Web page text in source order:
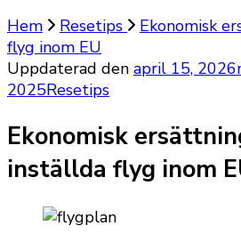
Hem
Resetips
Ekonomisk
flyg inom EU
Uppdaterad den april 15, 2026
2025Resetips
Ekonomisk
inställda flyg inom